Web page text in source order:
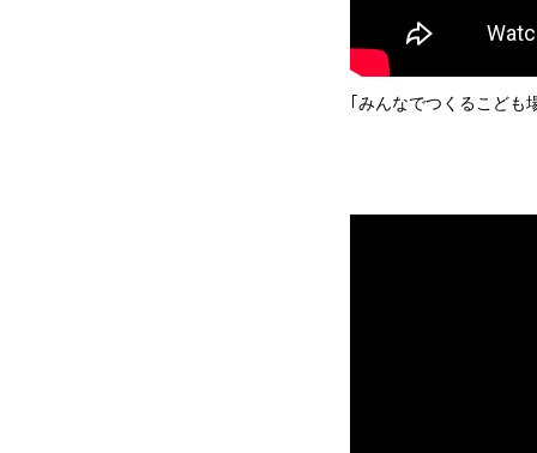
｢みんなでつくるこども